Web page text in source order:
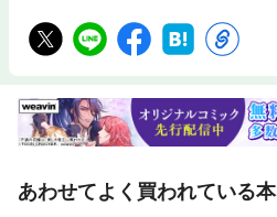
あわせてよく買われている本